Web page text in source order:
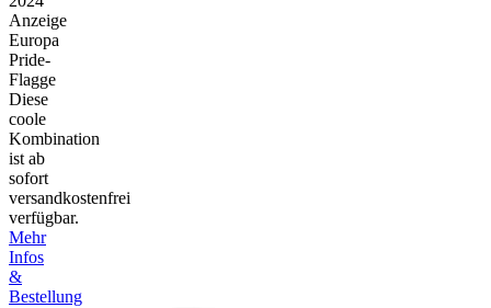
Anzeige
Europa
Pride-
Flagge
Diese
coole
Kombination
ist ab
sofort
versandkostenfrei
verfügbar.
Mehr
Infos
&
Bestellung